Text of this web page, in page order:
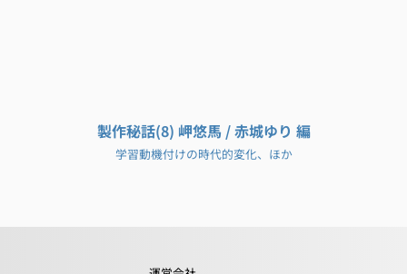
製作秘話(8) 岬悠馬 / 赤城ゆり 編
学習動機付けの時代的変化、ほか